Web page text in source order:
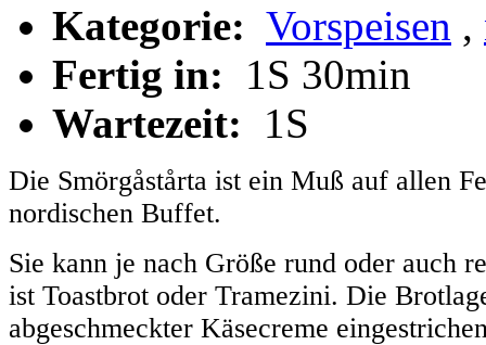
Kategorie: Vorspeisen ,
Fertig in:
1S 30min
Wartezeit:
1S
Die Smörgåstårta ist ein Muß auf allen
nordischen Buffet.
Sie kann je nach Größe rund oder auch
ist Toastbrot oder Tramezini. Die
abgeschmeckter Käsecreme